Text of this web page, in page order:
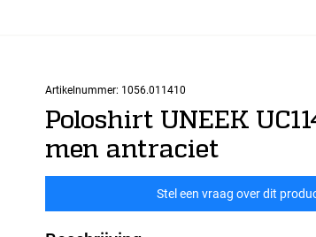
Artikelnummer: 1056.011410
Poloshirt UNEEK
men antraciet
Stel een vraag over dit